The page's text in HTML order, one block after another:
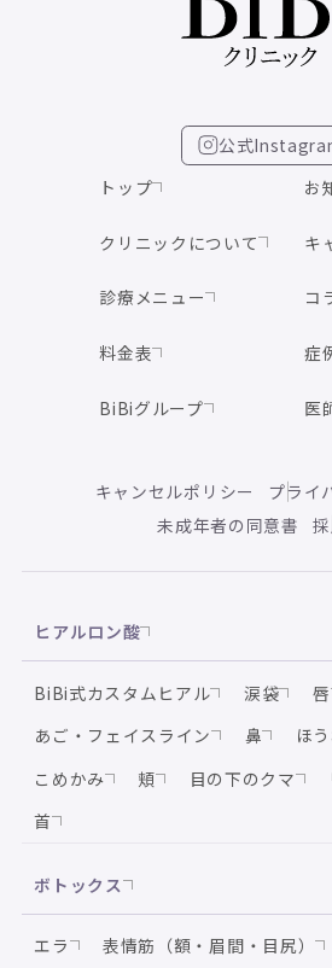
公式
トップ
クリニックについて
診療メニュー
料金表
BiBiグループ
お
キ
コ
症
医
キャンセルポリシー
プライ
未成年者の同意書
ヒアルロン酸
BiBi式カスタムヒアル 涙袋
唇
あご・フェイスライン
鼻 ほ
こめかみ
頬 目の下のクマ
首
ボトックス
エラ 表情筋（額・眉間・目尻）